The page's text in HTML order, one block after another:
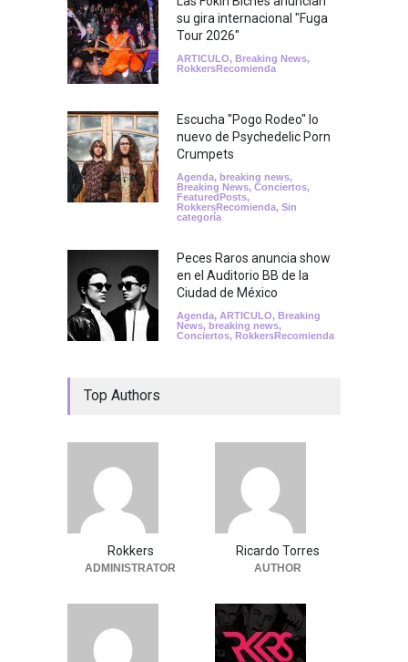
su gira internacional "Fuga
Tour 2026"
ARTICULO, Breaking News,
RokkersRecomienda
Escucha "Pogo Rodeo" lo
nuevo de Psychedelic Porn
Crumpets
Agenda, breaking news,
Breaking News, Conciertos,
FeaturedPosts,
RokkersRecomienda, Sin
categoría
Peces Raros anuncia show
en el Auditorio BB de la
Ciudad de México
Agenda, ARTICULO, Breaking
News, breaking news,
Conciertos, RokkersRecomienda
Top Authors
Rokkers
ADMINISTRATOR
Ricardo Torres
AUTHOR